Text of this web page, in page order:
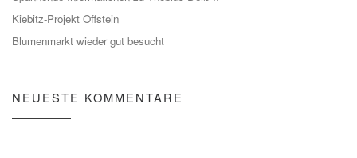
Kiebitz-Projekt Offstein
Blumenmarkt wieder gut besucht
NEUESTE KOMMENTARE